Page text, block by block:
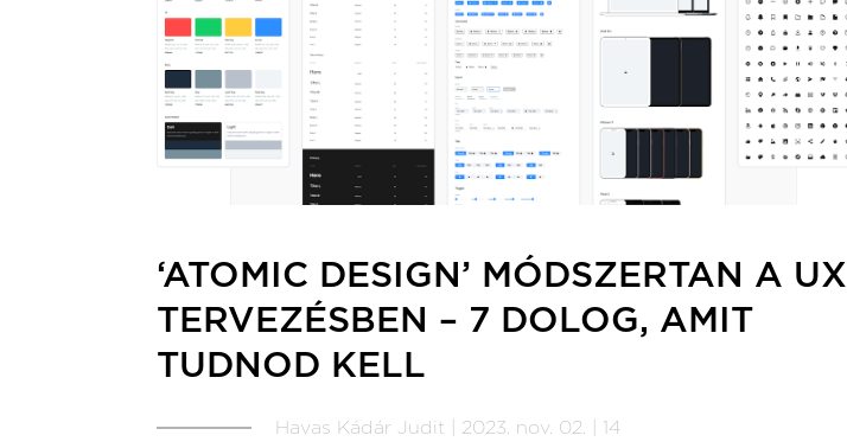
‘ATOMIC DESIGN’ MÓDSZERTAN A UX
TERVEZÉSBEN – 7 DOLOG, AMIT
TUDNOD KELL
Havas Kádár Judit | 2023. nov. 02. | 14